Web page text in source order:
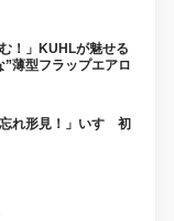
！」KUHLが魅せる
薄型フラップエアロ
れ形見！」いすゞ初